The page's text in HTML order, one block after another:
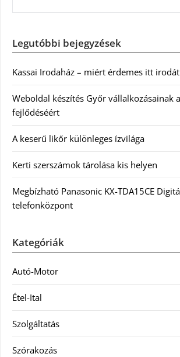
Legutóbbi bejegyzések
Kassai Irodaház – miért érdemes itt
Weboldal készítés Győr vállalkozásainak
fejlődéséért
A keserű likőr különleges ízvilága
Kerti szerszámok tárolása kis helyen
Megbízható Panasonic KX-TDA15CE
telefonközpont
Kategóriák
Autó-Motor
Étel-Ital
Szolgáltatás
Szórakozás